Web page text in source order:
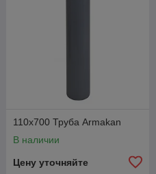
110х700 Труба Armakan
В наличии
Цену уточняйте